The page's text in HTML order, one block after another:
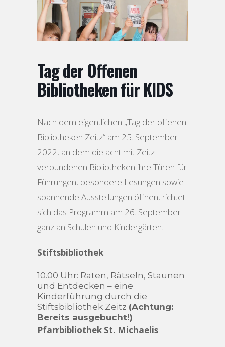
Tag der Offenen
Bibliotheken für KIDS
Nach dem eigentlichen „Tag der offenen
Bibliotheken Zeitz“ am 25. September
2022, an dem die acht mit Zeitz
verbundenen Bibliotheken ihre Türen für
Führungen, besondere Lesungen sowie
spannende Ausstellungen öffnen, richtet
sich das Programm am 26. September
ganz an Schulen und Kindergärten.
Stiftsbibliothek
10.00 Uhr: Raten, Rätseln, Staunen
und Entdecken – eine
Kinderführung durch die
Stiftsbibliothek Zeitz (Achtung:
Bereits ausgebucht!)
Pfarrbibliothek St. Michaelis